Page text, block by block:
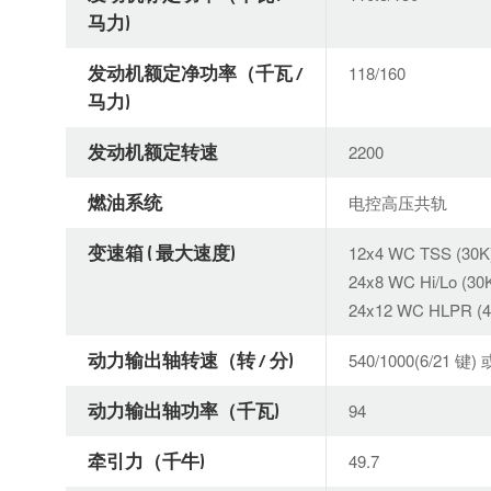
马力)
发动机额定净功率（千瓦 /
马力)
118/160
发动机额定转速 2200
燃油系统 电控高压共轨
变速箱 ( 最大速度)
12x4 WC TSS
24x8 WC Hi/Lo
24x12 WC HLPR
动力输出轴转速（转 / 分) 540/1000(6/21 键)
动力输出轴功率（千瓦) 94
牵引力（千牛) 49.7